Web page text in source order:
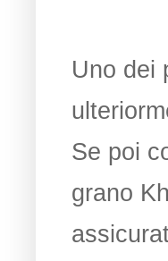
Uno dei
Se poi
grano